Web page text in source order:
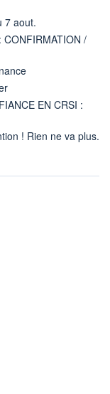
7 aout.
CONFIRMATION /
EN CRSI :
! Rien ne va plus.